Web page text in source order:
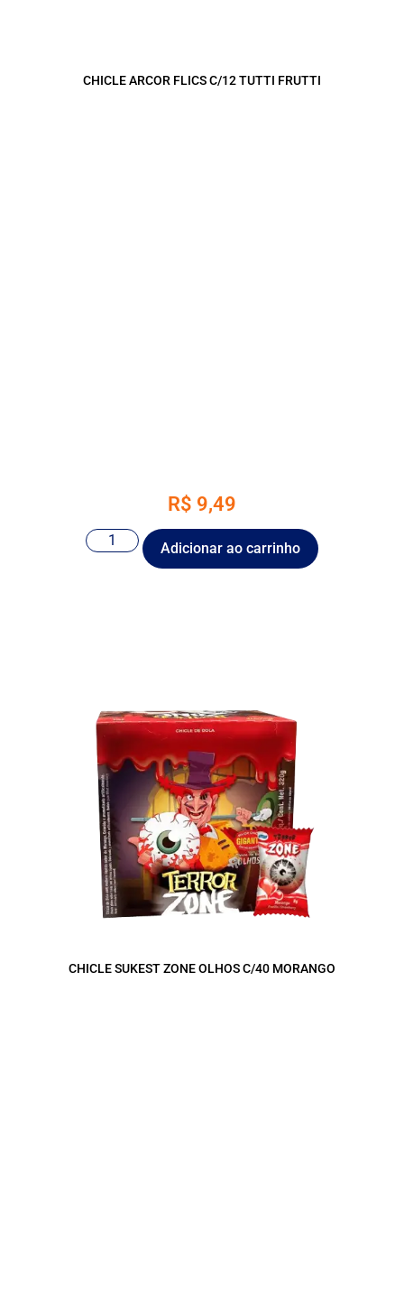
CHICLE ARCOR FLICS C/12 TUTTI FRUTTI
R$ 9,49
Adicionar ao carrinho
CHICLE SUKEST ZONE OLHOS C/40 MORANGO